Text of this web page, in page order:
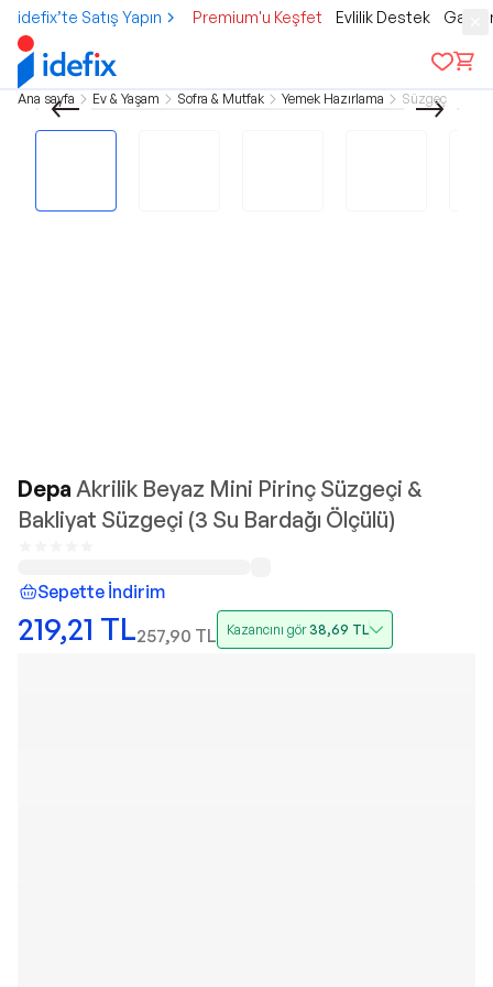
idefix’te Satış Yapın Premium'u Keşfet Evlilik Destek
Ana sayfa Ev & Yaşam Sofra & Mutfak Yemek Hazırlama Süzgeç
Depa Akrilik Beyaz Mini Pirinç Süzgeçi &
Bakliyat Süzgeçi (3 Su Bardağı Ölçülü)
Sepette İndirim
219,21 TL257,90 TL Kazancını gör38,69 TL